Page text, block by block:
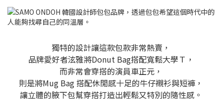
獨特的設計讓這款包款非常熱賣，
品牌愛好者泫雅將Donut Bag搭配寬鬆大學Ｔ，
而非常會穿搭的演員車正元，
則是將Mug Bag 搭配休閒感十足的牛仔襯衫與短褲，
讓立體的腋下包幫穿搭打造出輕鬆又特別的隨性感。